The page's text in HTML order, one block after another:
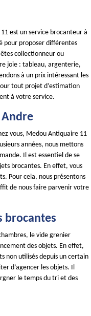
est un service brocanteur à
pour proposer différentes
collectionneur ou
joie : tableau, argenterie,
à un prix intéressant les
tout projet d’estimation
à votre service.
Andre
vous, Medou Antiquaire 11
années, nous mettons
Il est essentiel de se
brocantes. En effet, vous
Pour cela, nous présentons
de nous faire parvenir votre
brocantes
le vide grenier
des objets. En effet,
non utilisés depuis un certain
d’agencer les objets. Il
le temps du tri et des